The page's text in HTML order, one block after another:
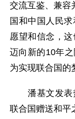
交流互鉴、兼容
国和中国人民
愿望和信念，
迈向新的10年
为实现联合国的
潘基文发表
联合国赠送和平